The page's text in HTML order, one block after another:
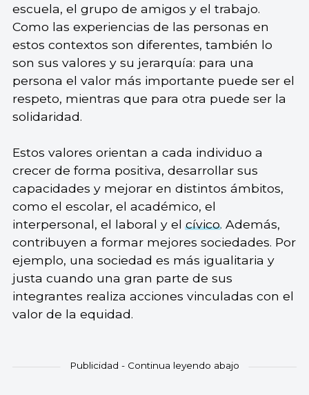
escuela, el grupo de amigos y el trabajo.
Como las experiencias de las personas en
estos contextos son diferentes, también lo
son sus valores y su jerarquía: para una
persona el valor más importante puede ser el
respeto, mientras que para otra puede ser la
solidaridad.
Estos valores orientan a cada individuo a
crecer de forma positiva, desarrollar sus
capacidades y mejorar en distintos ámbitos,
como el escolar, el académico, el
interpersonal, el laboral y elcívico. Además,
contribuyen a formar mejores sociedades. Por
ejemplo, una sociedad es más igualitaria y
justa cuando una gran parte de sus
integrantes realiza acciones vinculadas con el
valor de la equidad.